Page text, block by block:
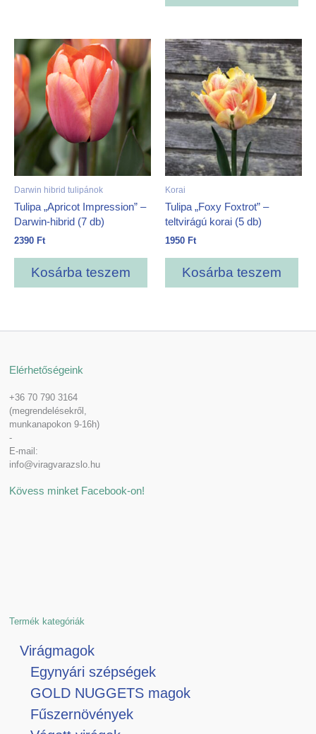
Darwin hibrid tulipánok
Tulipa „Apricot Impression” –
Darwin-hibrid (7 db)
2390 Ft
Kosárba teszem
Korai
Tulipa „Foxy Foxtrot” –
teltvirágú korai (5 db)
1950 Ft
Kosárba teszem
Elérhetőségeink
+36 70 790 3164
(megrendelésekről,
munkanapokon 9-16h)
-
E-mail:
info@viragvarazslo.hu
Kövess minket Facebook-on!
Termék kategóriák
Virágmagok
Egynyári szépségek
GOLD NUGGETS magok
Fűszernövények